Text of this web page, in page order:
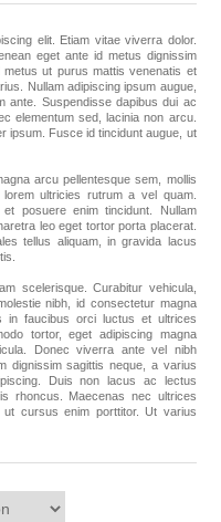
elit. Etiam vitae viverra dolor.
eget ante id metus dignissim
metus ut purus mattis venenatis et
Nullam adipiscing ipsum augue,
ante. Suspendisse dapibus dui ac
elementum sed, lacinia non arcu.
ipsum. Fusce id tincidunt augue, ut
arcu pellentesque sem, mollis
ultricies rutrum a vel quam.
posuere enim tincidunt. Nullam
leo eget tortor porta placerat.
tellus aliquam, in gravida lacus
scelerisque. Curabitur vehicula,
nibh, id consectetur magna
in faucibus orci luctus et ultrices
tortor, eget adipiscing magna
Donec viverra ante vel nibh
dignissim sagittis neque, a varius
Duis non lacus ac lectus
rhoncus. Maecenas nec ultrices
cursus enim porttitor. Ut varius